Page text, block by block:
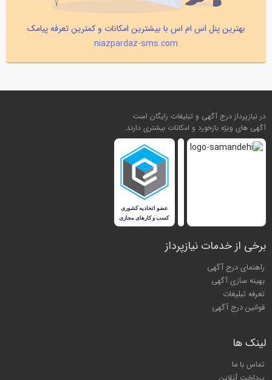
بهترین پنل اس ام اس با بیشترین امکانات و کمترین تعرفه پیامک
niazpardaz-sms.com
در نیازپرداز درج آگهی و تبلیغات رایگان است
آگهی های ویژه بازخورد و امکانات بیشتری دارند.
برخی از خدمات نیازپرداز
راهنمای درج آگهی
بهینه سازی آگهی
تعرفه تبلیغات
قوانین درج آگهی
لینک ها
تماس با ما